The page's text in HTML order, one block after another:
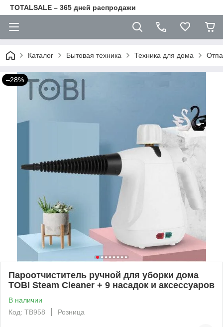
TOTALSALE – 365 дней распродажи
Каталог Бытовая техника Техника для дома
–28%
Пароотчиститель ручной для уборки дома
TOBI Steam Cleaner + 9 насадок и аксессуаров
В наличии
Код: TB958
Розница